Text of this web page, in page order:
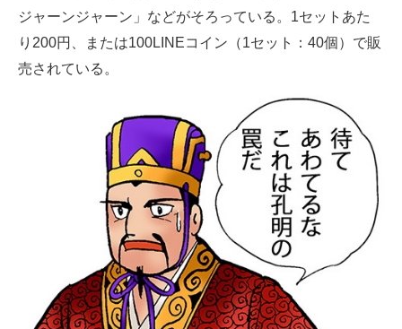
ジャーンジャーン」などがそろっている。1セットあた
り200円、または100LINEコイン（1セット：40個）で販
売されている。